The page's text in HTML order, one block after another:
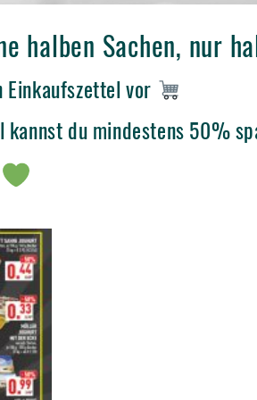
halben Sachen, nur
vor
du mindestens 50%